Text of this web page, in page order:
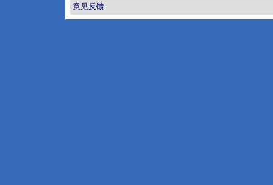
意见反馈